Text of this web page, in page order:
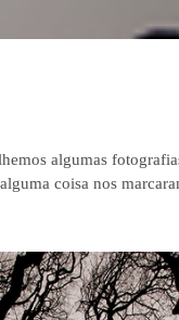
algumas
coisa nos